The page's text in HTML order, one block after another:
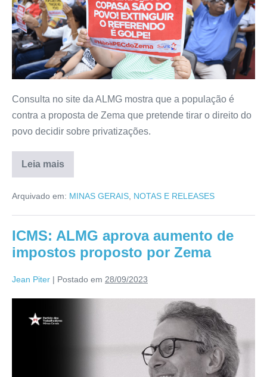
Consulta no site da ALMG mostra que a população é
contra a proposta de Zema que pretende tirar o direito do
povo decidir sobre privatizações.
Leia mais
Arquivado em: MINAS GERAIS NOTAS E RELEASES
ICMS: ALMG aprova aumento de
impostos proposto por Zema
Jean Piter | Postado em 28/09/2023